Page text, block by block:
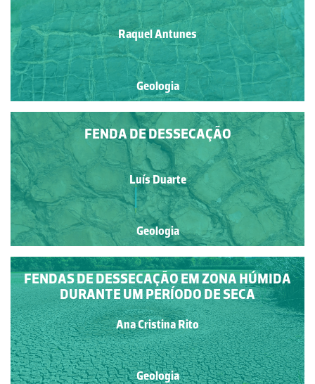
Raquel Antunes
Geologia
FENDA DE DESSECAÇÃO
Luís Duarte
Geologia
FENDAS DE DESSECAÇÃO EM ZONA HÚMIDA
DURANTE UM PERÍODO DE SECA
Ana Cristina Rito
Geologia